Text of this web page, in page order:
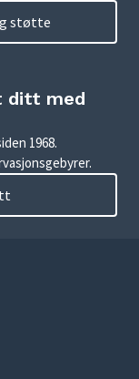
støtte
ditt med
1968.